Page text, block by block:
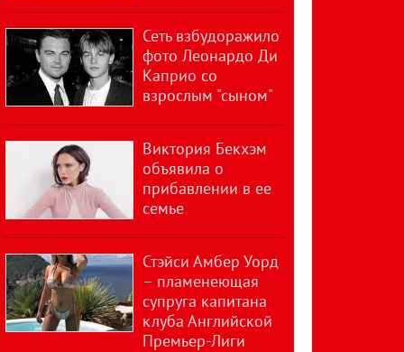
Сеть взбудоражило
фото Леонардо Ди
Каприо со
взрослым "сыном"
Виктория Бекхэм
объявила о
прибавлении в ее
семье
Стэйси Амбер Уорд
– пламенеющая
супруга капитана
клуба Английской
Премьер-Лиги